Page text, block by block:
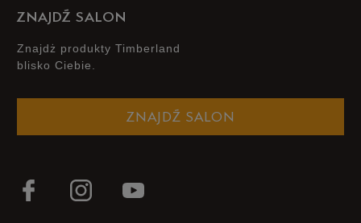
ZNAJDŹ SALON
Znajdż produkty Timberland
blisko Ciebie.
ZNAJDŹ SALON